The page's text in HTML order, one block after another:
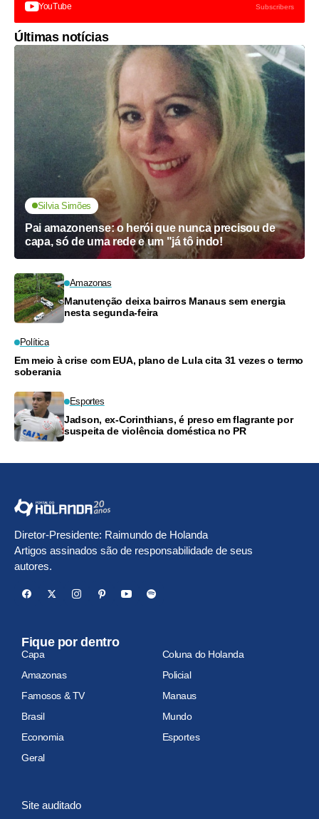
YouTube Subscribers
Últimas notícias
Silvia Simões
Pai amazonense: o herói que nunca precisou de
capa, só de uma rede e um "já tô indo!
Amazonas
Manutenção deixa bairros Manaus sem energia
nesta segunda-feira
Política
Em meio à crise com EUA, plano de Lula cita 31 vezes o termo
soberania
Esportes
Jadson, ex-Corinthians, é preso em flagrante por
suspeita de violência doméstica no PR
Diretor-Presidente: Raimundo de Holanda
Artigos assinados são de responsabilidade de seus
autores.
Fique por dentro
Capa
Coluna do Holanda
Amazonas
Policial
Famosos & TV
Manaus
Brasil
Mundo
Economia
Esportes
Geral
Site auditado